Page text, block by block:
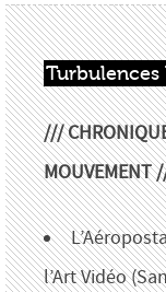
///
MOUVEMENT
l’Art Vidéo